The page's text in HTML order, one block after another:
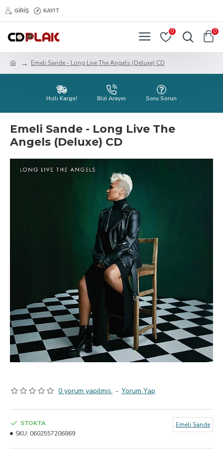
GIRIŞ KAYIT
0 0
Emeli Sande - Long Live The Angels (Deluxe) CD
Hızlı Kargo! Bizi Arayın Soru Sorun
Emeli Sande - Long Live The
Angels (Deluxe) CD
0 yorum yapılmış. - Yorum Yap
STOKTA
SKU: 0602557206869
Emeli Sande